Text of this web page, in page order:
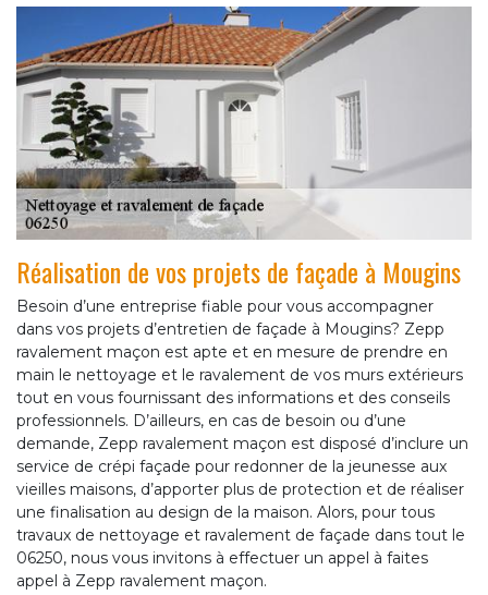
Réalisation de vos projets de façade à Mougins
Besoin d’une entreprise fiable pour vous accompagner
dans vos projets d’entretien de façade à Mougins? Zepp
ravalement maçon est apte et en mesure de prendre en
main le nettoyage et le ravalement de vos murs extérieurs
tout en vous fournissant des informations et des conseils
professionnels. D’ailleurs, en cas de besoin ou d’une
demande, Zepp ravalement maçon est disposé d’inclure un
service de crépi façade pour redonner de la jeunesse aux
vieilles maisons, d’apporter plus de protection et de réaliser
une finalisation au design de la maison. Alors, pour tous
travaux de nettoyage et ravalement de façade dans tout le
06250, nous vous invitons à effectuer un appel à faites
appel à Zepp ravalement maçon.